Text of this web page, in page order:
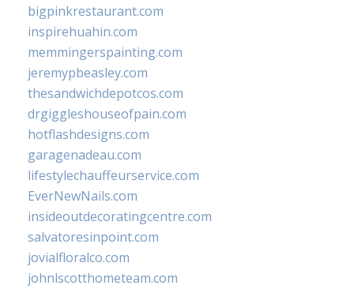
bigpinkrestaurant.com
inspirehuahin.com
memmingerspainting.com
jeremypbeasley.com
thesandwichdepotcos.com
drgiggleshouseofpain.com
hotflashdesigns.com
garagenadeau.com
lifestylechauffeurservice.com
EverNewNails.com
insideoutdecoratingcentre.com
salvatoresinpoint.com
jovialfloralco.com
johnlscotthometeam.com